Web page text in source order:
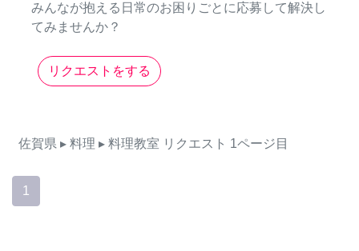
みんなが抱える日常のお困りごとに応募して解決し
てみませんか？
リクエストをする
佐賀県 ▸ 料理 ▸ 料理教室 リクエスト 1ページ目
1